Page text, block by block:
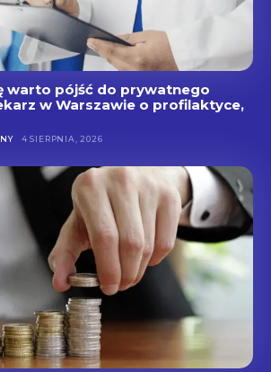
warto pójść do prywatnego
w Warszawie o profilaktyce,
4 SIERPNIA, 2026